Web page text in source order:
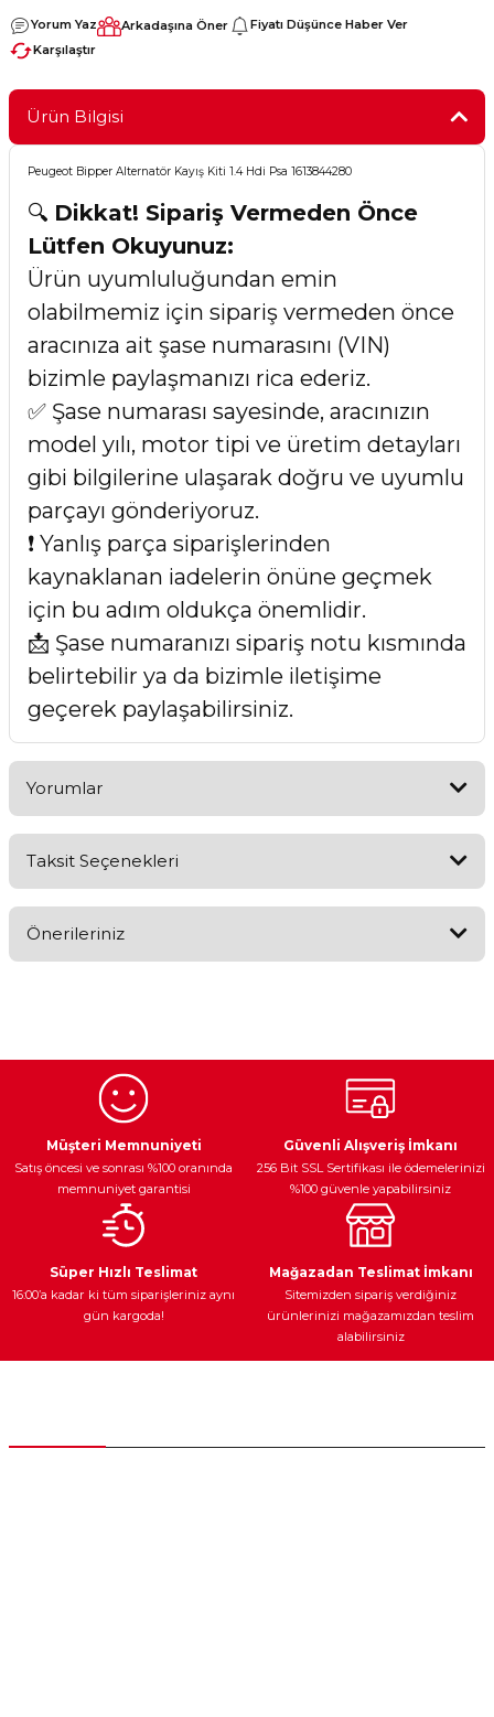
Yorum Yaz Arkadaşına Öner
Fiyatı Düşünce Haber Ver
Karşılaştır
Ürün Bilgisi
Peugeot Bipper Alternatör Kayış Kiti 1.4 Hdi Psa 1613844280
🔍 Dikkat! Sipariş Vermeden Önce
Lütfen Okuyunuz:
Ürün uyumluluğundan emin
olabilmemiz için sipariş vermeden önce
aracınıza ait şase numarasını (VIN)
bizimle paylaşmanızı rica ederiz.
✅ Şase numarası sayesinde, aracınızın
model yılı, motor tipi ve üretim detayları
gibi bilgilerine ulaşarak doğru ve uyumlu
parçayı gönderiyoruz.
❗ Yanlış parça siparişlerinden
kaynaklanan iadelerin önüne geçmek
için bu adım oldukça önemlidir.
📩 Şase numaranızı sipariş notu kısmında
belirtebilir ya da bizimle iletişime
geçerek paylaşabilirsiniz.
Yorumlar
Taksit Seçenekleri
Önerileriniz
Ürün resmi kalitesiz, bozuk veya görüntülenemiyor.
Ürün açıklamasında eksik bilgiler bulunuyor.
Ürün bilgilerinde hatalar bulunuyor.
Ürün fiyatı diğer sitelerden daha pahalı.
Bu ürüne benzer farklı alternatifler olmalı.
Egzoz Sistemi
Ateşleme Sistemi Araç Yağları
Müşteri Memnuniyeti
Satış öncesi ve sonrası %100 oranında
memnuniyet garantisi
Güvenli Alışveriş İmkanı
256 Bit SSL Sertifikası ile ödemelerinizi
%100 güvenle yapabilirsiniz
Süper Hızlı Teslimat
16:00’a kadar ki tüm siparişleriniz aynı
gün kargoda!
Mağazadan Teslimat İmkanı
Sitemizden sipariş verdiğiniz
ürünlerinizi mağazamızdan teslim
alabilirsiniz